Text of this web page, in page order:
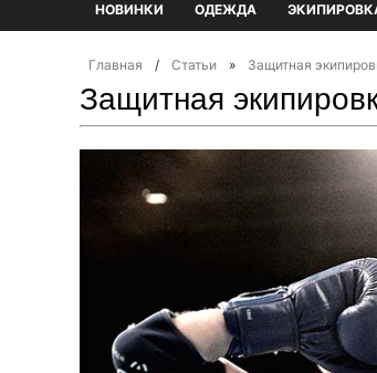
НОВИНКИ ОДЕЖДА
Главная / Статьи » Защитная
Защитная